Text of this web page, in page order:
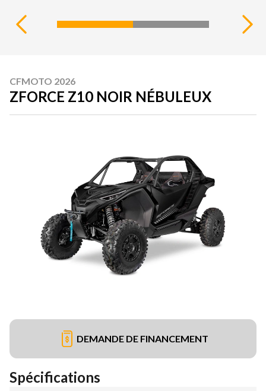
CFMOTO 2026
ZFORCE Z10 NOIR NÉBULEUX
DEMANDE DE FINANCEMENT
Spécifications